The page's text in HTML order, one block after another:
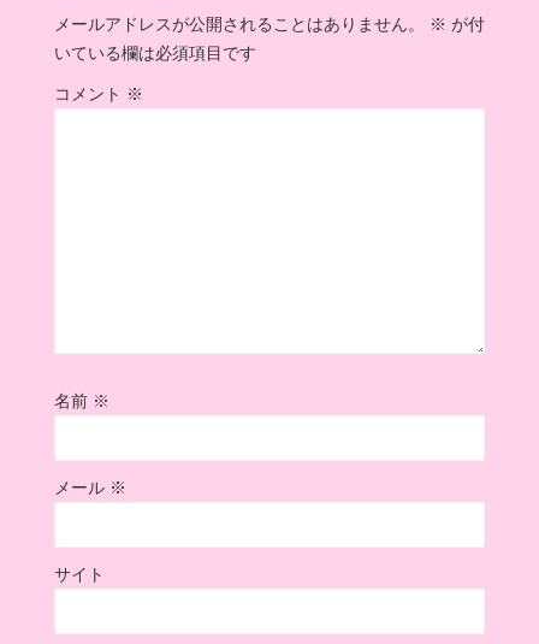
メールアドレスが公開されることはありません。 ※ が付
いている欄は必須項目です
コメント ※
名前 ※
メール ※
サイト